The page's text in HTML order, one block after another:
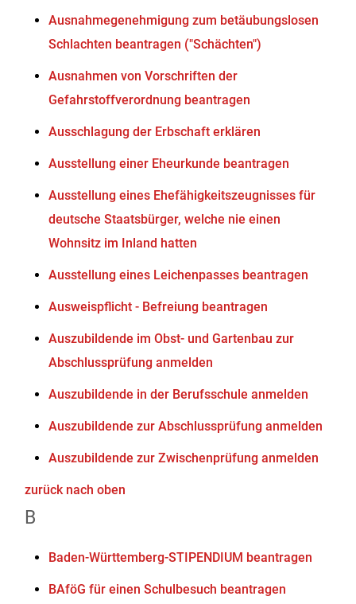
Ausnahmegenehmigung zum betäubungslosen
Schlachten beantragen ("Schächten")
Ausnahmen von Vorschriften der
Gefahrstoffverordnung beantragen
Ausschlagung der Erbschaft erklären
Ausstellung einer Eheurkunde beantragen
Ausstellung eines Ehefähigkeitszeugnisses für
deutsche Staatsbürger, welche nie einen
Wohnsitz im Inland hatten
Ausstellung eines Leichenpasses beantragen
Ausweispflicht - Befreiung beantragen
Auszubildende im Obst- und Gartenbau zur
Abschlussprüfung anmelden
Auszubildende in der Berufsschule anmelden
Auszubildende zur Abschlussprüfung anmelden
Auszubildende zur Zwischenprüfung anmelden
zurück nach oben
B
Baden-Württemberg-STIPENDIUM beantragen
BAföG für einen Schulbesuch beantragen